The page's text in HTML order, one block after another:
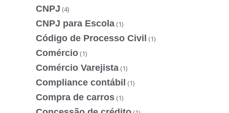
CNPJ (4)
CNPJ para Escola (1)
Código de Processo Civil (1)
Comércio (1)
Comércio Varejista (1)
Compliance contábil (1)
Compra de carros (1)